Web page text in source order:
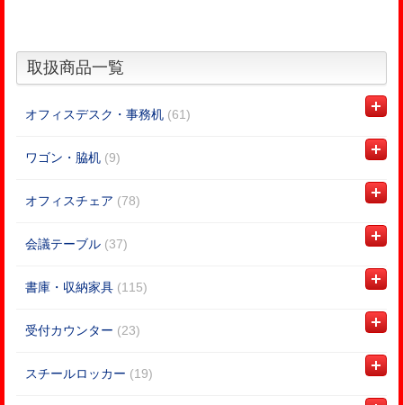
取扱商品一覧
オフィスデスク・事務机 (61)
ワゴン・脇机 (9)
オフィスチェア (78)
会議テーブル (37)
書庫・収納家具 (115)
受付カウンター (23)
スチールロッカー (19)